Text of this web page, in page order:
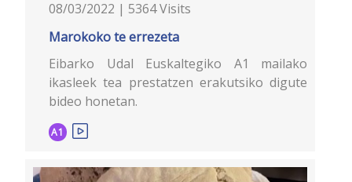
08/03/2022 | 5364 Visits
Marokoko te errezeta
Eibarko Udal Euskaltegiko A1 mailako
ikasleek tea prestatzen erakutsiko digute
bideo honetan.
A1